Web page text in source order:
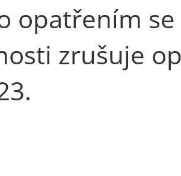
opatřením
zrušuje